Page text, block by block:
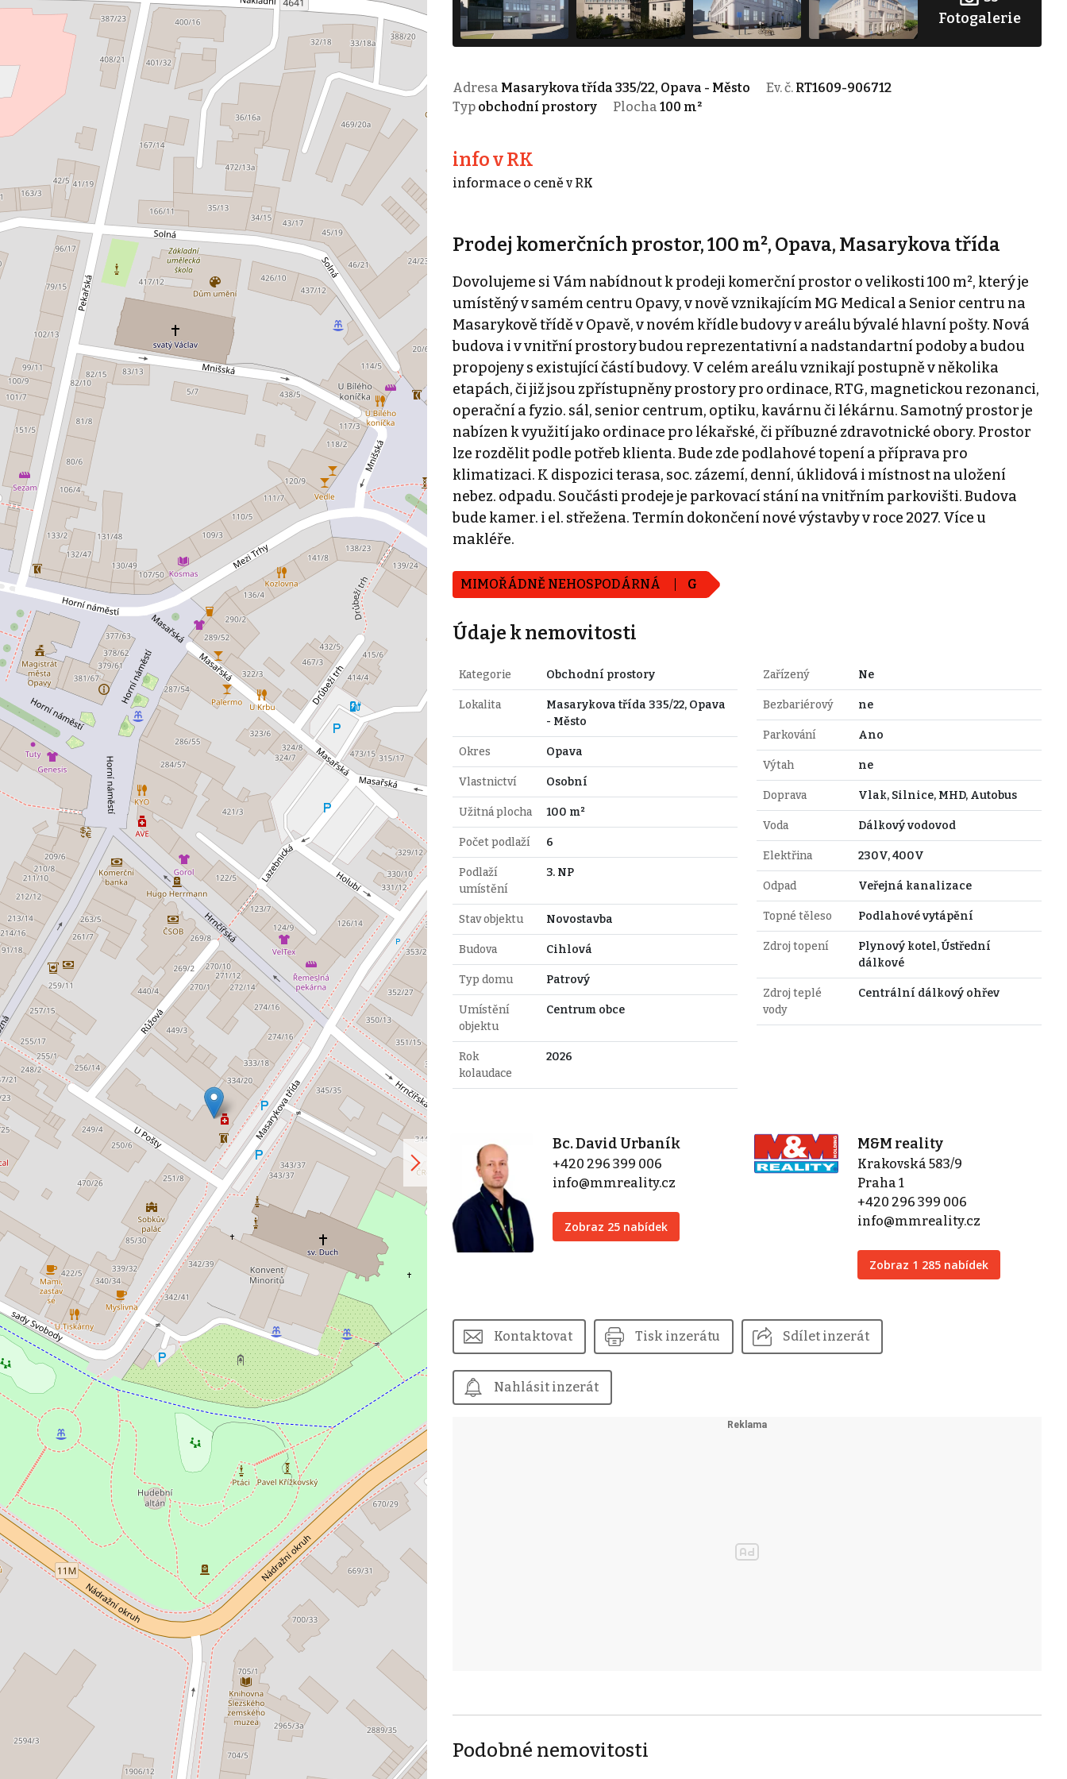
Fotogalerie
Adresa Masarykova třída 335/22, Opava - Město Ev. č. RT1609-906712
Typ obchodní prostory Plocha 100 m²
info v RK
informace o ceně v RK
Prodej komerčních prostor, 100 m², Opava, Masarykova třída
Dovolujeme si Vám nabídnout k prodeji komerční prostor o velikosti 100 m², který je
umístěný v samém centru Opavy, v nově vznikajícím MG Medical a Senior centru na
Masarykově třídě v Opavě, v novém křídle budovy v areálu bývalé hlavní pošty. Nová
budova i v vnitřní prostory budou reprezentativní a nadstandartní podoby a budou
propojeny s existující částí budovy. V celém areálu vznikají postupně v několika
etapách, či již jsou zpřístupněny prostory pro ordinace, RTG, magnetickou rezonanci,
operační a fyzio. sál, senior centrum, optiku, kavárnu či lékárnu. Samotný prostor je
nabízen k využití jako ordinace pro lékařské, či příbuzné zdravotnické obory. Prostor
lze rozdělit podle potřeb klienta. Bude zde podlahové topení a příprava pro
klimatizaci. K dispozici terasa, soc. zázemí, denní, úklidová i místnost na uložení
nebez. odpadu. Součásti prodeje je parkovací stání na vnitřním parkovišti. Budova
bude kamer. i el. střežena. Termín dokončení nové výstavby v roce 2027. Více u
makléře.
MIMOŘÁDNĚ NEHOSPODÁRNÁ G
Údaje k nemovitosti
Kategorie Obchodní prostory
Lokalita
Masarykova třída 335/22, Opava
- Město
Okres Opava
Vlastnictví Osobní
Užitná plocha 100 m²
Počet podlaží 6
Podlaží
umístění
3. NP
Stav objektu Novostavba
Budova Cihlová
Typ domu Patrový
Umístění
objektu
Centrum obce
Rok
kolaudace
2026
Zařízený Ne
Bezbariérový ne
Parkování Ano
Výtah ne
Doprava Vlak, Silnice, MHD, Autobus
Voda Dálkový vodovod
Elektřina 230V, 400V
Odpad Veřejná kanalizace
Topné těleso Podlahové vytápění
Zdroj topení
Plynový kotel, Ústřední
dálkové
Zdroj teplé
vody
Centrální dálkový ohřev
Bc. David Urbaník
+420 296 399 006
info@mmreality.cz
Zobraz 25 nabídek
M&M reality
Krakovská 583/9
Praha 1
+420 296 399 006
info@mmreality.cz
Zobraz 1 285 nabídek
Kontaktovat Tisk inzerátu Sdílet inzerát
Nahlásit inzerát
Podobné nemovitosti